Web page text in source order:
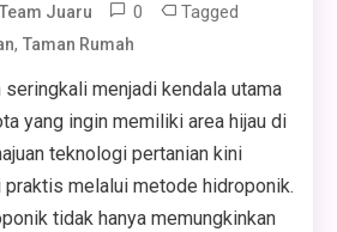
Team Juaru 0 Tagged
,Taman Rumah
seringkali menjadi kendala utama
yang ingin memiliki area hijau di
teknologi pertanian kini
melalui metode hidroponik.
tidak hanya memungkinkan